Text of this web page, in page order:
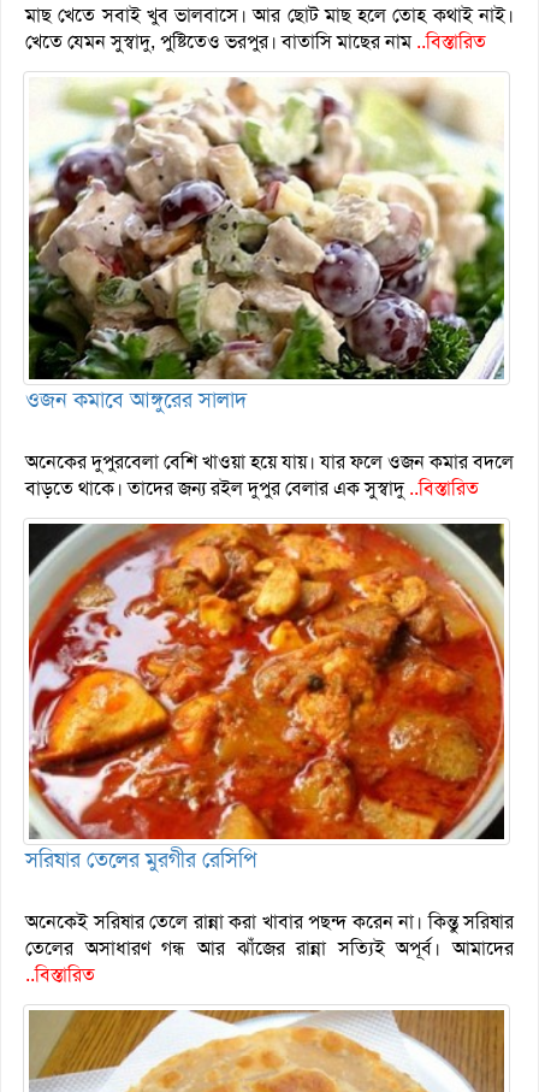
মাছ খেতে সবাই খুব ভালবাসে। আর ছোট মাছ হলে তোহ কথাই নাই।
খেতে যেমন সুস্বাদু, পুষ্টিতেও ভরপুর। বাতাসি মাছের নাম..বিস্তারিত
ওজন কমাবে আঙ্গুরের সালাদ
অনেকের দুপুরবেলা বেশি খাওয়া হয়ে যায়। যার ফলে ওজন কমার বদলে
বাড়তে থাকে। তাদের জন্য রইল দুপুর বেলার এক সুস্বাদু..বিস্তারিত
সরিষার তেলের মুরগীর রেসিপি
অনেকেই সরিষার তেলে রান্না করা খাবার পছন্দ করেন না। কিন্তু সরিষার
তেলের অসাধারণ গন্ধ আর ঝাঁজের রান্না সত্যিই অপূর্ব। আমাদের
..বিস্তারিত